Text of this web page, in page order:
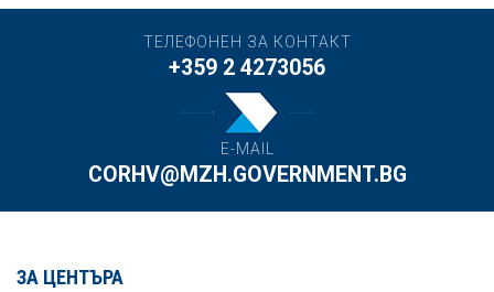
ТЕЛЕФОНЕН ЗА КОНТАКТ
+359 2 4273056
E-MAIL
CORHV@MZH.GOVERNMENT.BG
ЗА ЦЕНТЪРА